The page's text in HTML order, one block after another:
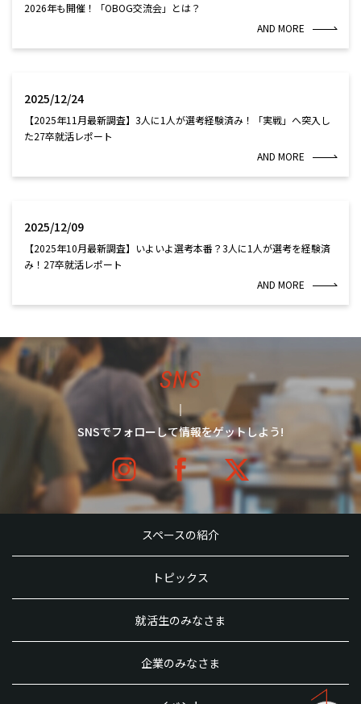
2026年も開催！「OBOG交流会」とは？
AND MORE
2025/12/24
【2025年11月最新調査】3人に1人が選考経験済み！「実戦」へ突入し
た27卒就活レポート
AND MORE
2025/12/09
【2025年10月最新調査】いよいよ選考本番？3人に1人が選考を経験済
み！27卒就活レポート
AND MORE
SNS
SNSでフォローして情報をゲットしよう!
スペースの紹介
トピックス
就活生のみなさま
企業のみなさま